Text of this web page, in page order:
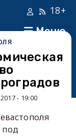
Меню
18+
- 19:00
под